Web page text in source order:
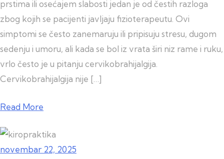
prstima ili osećajem slabosti jedan je od čestih razloga
zbog kojih se pacijenti javljaju fizioterapeutu. Ovi
simptomi se često zanemaruju ili pripisuju stresu, dugom
sedenju i umoru, ali kada se bol iz vrata širi niz rame i ruku,
vrlo često je u pitanju cervikobrahijalgija.
Cervikobrahijalgija nije […]
Read More
novembar 22, 2025